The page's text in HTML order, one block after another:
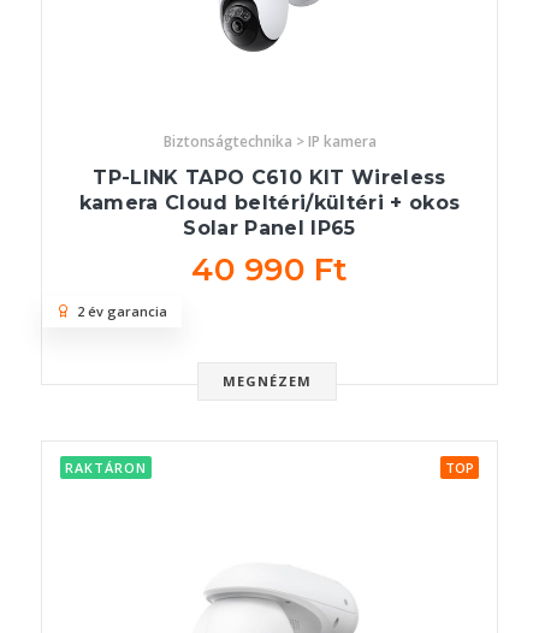
Biztonságtechnika > IP kamera
TP-LINK TAPO C610 KIT Wireless
kamera Cloud beltéri/kültéri + okos
Solar Panel IP65
40 990 Ft
MEGNÉZEM
2 év garancia
RAKTÁRON TOP